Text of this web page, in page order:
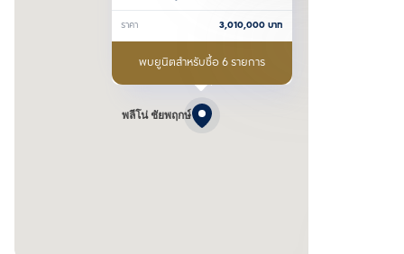
พลีโน่ ชัยพฤกษ์
ราคา 3,010,000 บาท
พบยูนิตสำหรับซื้อ 6 รายการ